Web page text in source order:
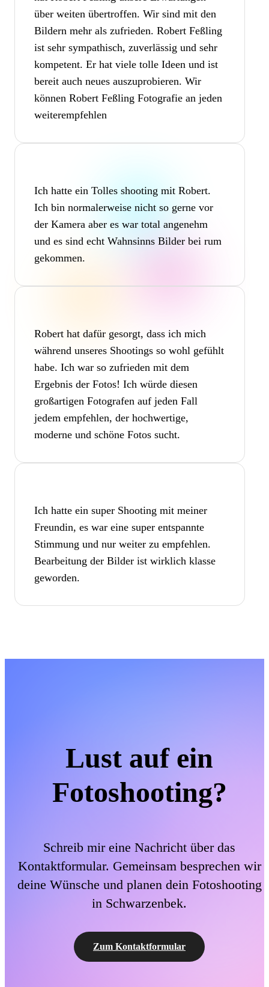
über weiten übertroffen. Wir sind mit den
Bildern mehr als zufrieden. Robert Feßling
ist sehr sympathisch, zuverlässig und sehr
kompetent. Er hat viele tolle Ideen und ist
bereit auch neues auszuprobieren. Wir
können Robert Feßling Fotografie an jeden
weiterempfehlen
Ich hatte ein Tolles shooting mit Robert.
Ich bin normalerweise nicht so gerne vor
der Kamera aber es war total angenehm
und es sind echt Wahnsinns Bilder bei rum
gekommen.
Robert hat dafür gesorgt, dass ich mich
während unseres Shootings so wohl gefühlt
habe. Ich war so zufrieden mit dem
Ergebnis der Fotos! Ich würde diesen
großartigen Fotografen auf jeden Fall
jedem empfehlen, der hochwertige,
moderne und schöne Fotos sucht.
Ich hatte ein super Shooting mit meiner
Freundin, es war eine super entspannte
Stimmung und nur weiter zu empfehlen.
Bearbeitung der Bilder ist wirklich klasse
geworden.
Lust auf ein
Fotoshooting?
Schreib mir eine Nachricht über das
Kontaktformular. Gemeinsam besprechen wir
deine Wünsche und planen dein Fotoshooting
in Schwarzenbek.
Zum Kontaktformular